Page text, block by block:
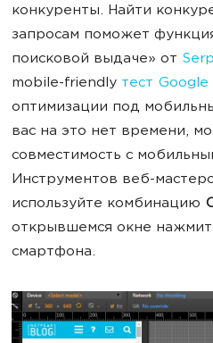
конкуренты. Найти
запросам поможет
поисковой выдаче» от
mobile-friendly тест Google
оптимизации под
вас на это нет времени,
совместимость с
Инструментов веб-
используйте комбинацию
открывшемся окне
смартфона.